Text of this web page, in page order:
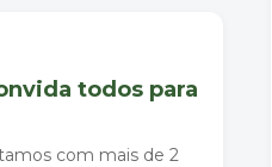
todos para
com mais de 2